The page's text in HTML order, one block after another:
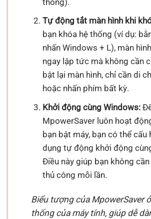
Tự động tắt màn hình khi
bạn khóa hệ thống (ví dụ:
nhấn Windows + L), màn
ngay lập tức mà không cần
bật lại màn hình, chỉ cần di
hoặc nhấn phím bất kỳ.
Khởi động cùng Windows:
MpowerSaver luôn hoạt
bạn bật máy, bạn có thể cấu
dụng tự động khởi động
Điều này giúp bạn không
thủ công mỗi lần.
Biểu tượng của MpowerSaver
thống của máy tính, giúp dễ